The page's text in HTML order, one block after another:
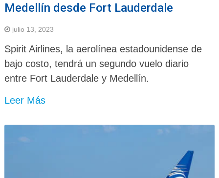
Medellín desde Fort Lauderdale
julio 13, 2023
Spirit Airlines, la aerolínea estadounidense de
bajo costo, tendrá un segundo vuelo diario
entre Fort Lauderdale y Medellín.
Leer Más